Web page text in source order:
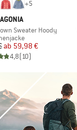
+5
Sweater Hoody
Preis
reduzierter Preis
ab 59,98 €
4,8(10)